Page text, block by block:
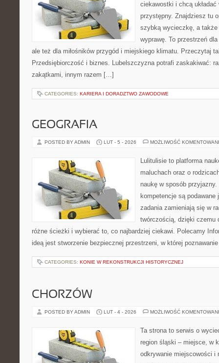
ciekawostki i chcą
przystępny. Znajdziesz tu
szybką wycieczkę, a także
wyprawę. To przestrzeń
ale też dla miłośników przygód i miejskiego klimatu. Przeczytaj
Przedsiębiorczość i biznes. Lubelszczyzna potrafi zaskakiwać:
zakątkami, innym razem […]
CATEGORIES: KARIERA I DORADZTWO ZAWODOWE
GEOGRAFIA
POSTED BY ADMIN LUT - 5 - 2026 MOŻLIWOŚĆ
Lulitulisie to platforma
maluchach oraz o
naukę w sposób
kompetencje są
zadania zamieniają się w
twórczością, dzięki czemu
różne ścieżki i wybierać to, co najbardziej ciekawi. Polecamy
ideą jest stworzenie bezpiecznej przestrzeni, w której
CATEGORIES: KONIE W REKONSTRUKCJI HISTORYCZNEJ
CHORZÓW
POSTED BY ADMIN LUT - 4 - 2026 MOŻLIWOŚĆ
Ta strona to serwis o
region śląski – miejsce, w
odkrywanie miejscowości i